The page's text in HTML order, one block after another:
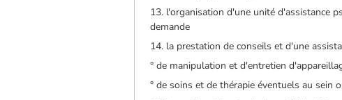
13. l'organisation d'une unité d'assistance
demande
14. la prestation de conseils et d'une
° de manipulation et d'entretien
° de soins et de thérapie éventuels au sein